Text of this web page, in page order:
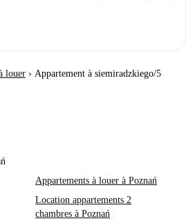
louer › Appartement à siemiradzkiego/5
Appartements à louer à Poznań
Location appartements 2
chambres à Poznań